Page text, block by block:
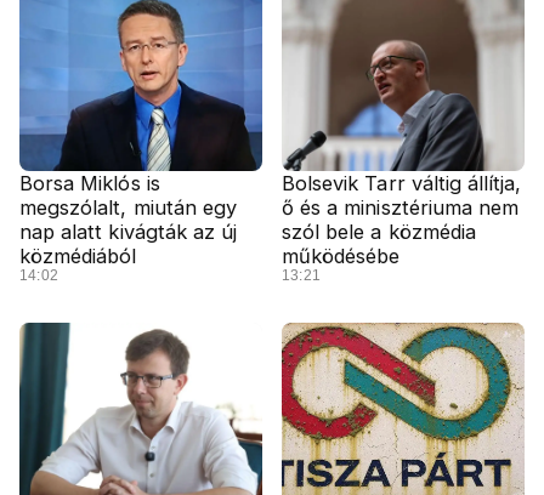
Borsa Miklós is
megszólalt, miután egy
nap alatt kivágták az új
közmédiából
14:02
Bolsevik Tarr váltig állítja,
ő és a minisztériuma nem
szól bele a közmédia
működésébe
13:21